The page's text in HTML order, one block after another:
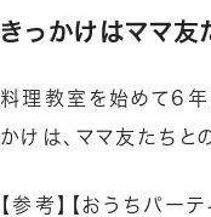
きっかけはママ友
料理教室を始めて6年
かけは、ママ友たちと
【参考】 【おうちパー